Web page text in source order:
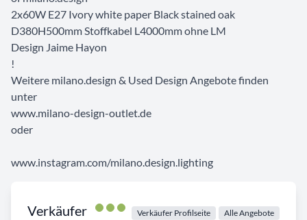
Verkäufer Verkäufer Profilseite Alle Angebote
2x60W E27 Ivory white paper Black stained oak
D380H500mm Stoffkabel L4000mm ohne LM
Design Jaime Hayon
!
Weitere milano.design & Used Design Angebote finden
unter
www.milano-design-outlet.de
oder
www.instagram.com/milano.design.lighting